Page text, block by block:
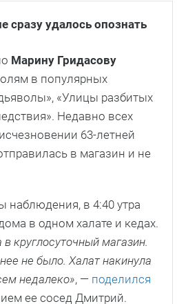
сразу удалось опознать
Марину Гридасову
в популярных
«Улицы разбитых
Недавно всех
63-летней
в магазин и не
наблюдения, в 4:40 утра
в одном халате и кедах.
круглосуточный магазин.
не было. Халат накинула
недалеко», — поделился
ее сосед Дмитрий.